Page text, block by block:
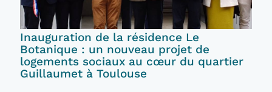
Inauguration de la résidence Le
Botanique : un nouveau projet de
logements sociaux au cœur du quartier
Guillaumet à Toulouse